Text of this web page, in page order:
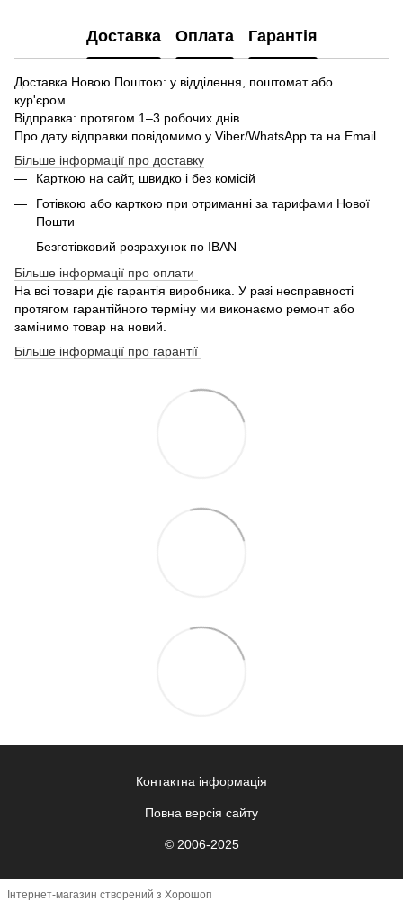
Доставка Оплата Гарантія
Доставка Новою Поштою: у відділення, поштомат або
кур'єром.
Відправка: протягом 1–3 робочих днів.
Про дату відправки повідомимо у Viber/WhatsApp та на Email.
Більше інформації про доставку
Карткою на сайт, швидко і без комісій
Готівкою або карткою при отриманні за тарифами Нової
Пошти
Безготівковий розрахунок по IBAN
Більше інформації про оплати
На всі товари діє гарантія виробника. У разі несправності
протягом гарантійного терміну ми виконаємо ремонт або
замінимо товар на новий.
Більше інформації про гарантії
Контактна інформація
Повна версія сайту
© 2006-2025
Інтернет-магазин створений з Хорошоп